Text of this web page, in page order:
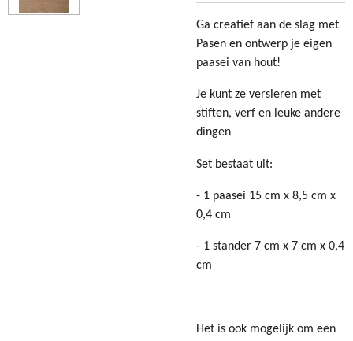
Ga creatief aan de slag met
Pasen en ontwerp je eigen
paasei van hout!
Je kunt ze versieren met
stiften, verf en leuke andere
dingen
Set bestaat uit:
- 1 paasei 15 cm x 8,5 cm x
0,4 cm
- 1 stander 7 cm x 7 cm x 0,4
cm
Het is ook mogelijk om een